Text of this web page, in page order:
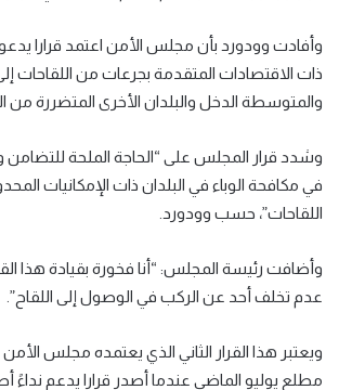
وأفادت وودورد بأن مجلس الأمن اعتمد قرارا يدعو
ذات الاقتصادات المتقدمة بجرعات من اللقاحات
والمتوسطة الدخل والبلدان الأخرى المتضررة من
وشدد قرار المجلس على “الحاجة الملحة للتضامن
في مكافحة الوباء في البلدان ذات الإمكانيات
اللقاحات”، حسب وودورد.
وأضافت رئيسة المجلس: “أنا فخورة بقيادة هذا
عدم تخلف أحد عن الركب في الوصول إلى اللقاح”.
ويعتبر هذا القرار الثاني الذي يعتمده مجلس
مطلع يوليو الماضي عندما أصدر قرارا يدعم نداءً